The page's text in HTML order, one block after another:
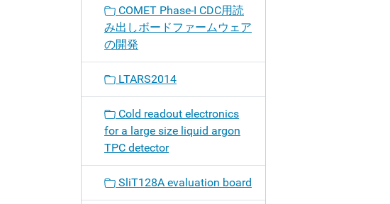
COMET Phase-I CDC用読
み出しボードファームウェア
の開発
LTARS2014
Cold readout electronics
for a large size liquid argon
TPC detector
SliT128A evaluation board